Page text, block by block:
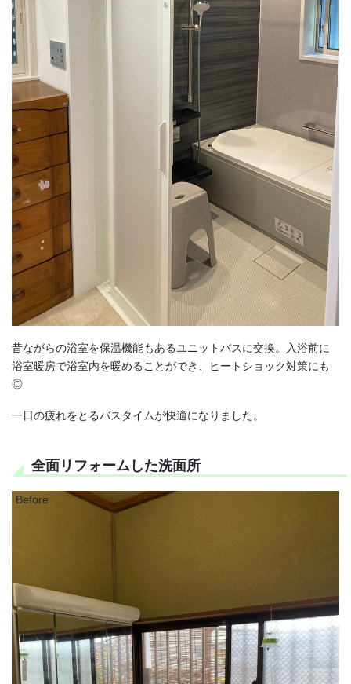
昔ながらの浴室を保温機能もあるユニットバスに交換。入浴前に
浴室暖房で浴室内を暖めることができ、ヒートショック対策にも
◎
一日の疲れをとるバスタイムが快適になりました。
全面リフォームした洗面所
Before